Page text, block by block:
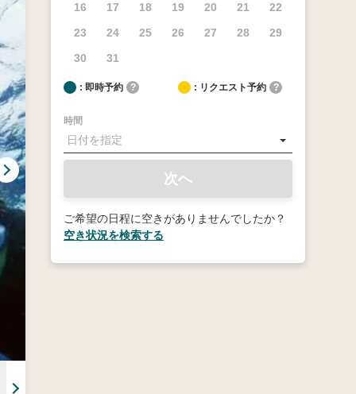
16
17 18 19 20 21
22
23
24 25 26 27 28
29
30
31
: 即時予約 ? : リクエスト予約 ?
時間
次へ
ご希望の日程に空きがありませんでしたか？
空き状況を検索する